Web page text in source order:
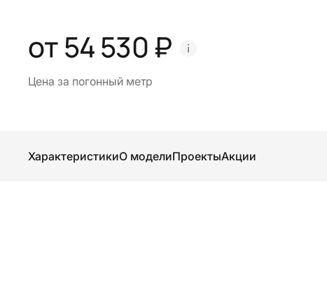
от 54 530 ₽
Цена за погонный метр
ХарактеристикиО моделиПроектыАкции